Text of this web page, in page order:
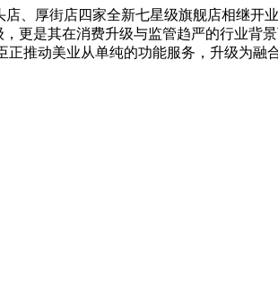
厚街店四家全新七星级旗舰店相继开
更是其在消费升级与监管趋严的行业背
推动美业从单纯的功能服务，升级为融